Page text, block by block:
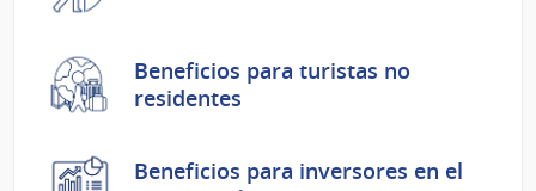
Beneficios para turistas no
residentes
Beneficios para inversores en el